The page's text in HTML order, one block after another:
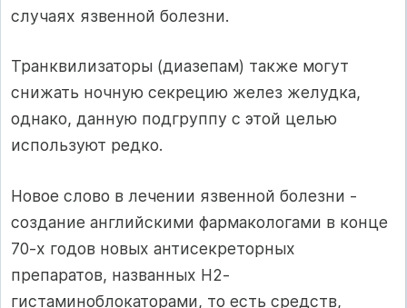
случаях язвенной болезни.
Транквилизаторы (диазепам) также могут
снижать ночную секрецию желез желудка,
однако, данную подгруппу с этой целью
используют редко.
Новое слово в лечении язвенной болезни -
создание английскими фармакологами в конце
70-х годов новых антисекреторных
препаратов, названных Н2-
гистаминоблокаторами, то есть средств,